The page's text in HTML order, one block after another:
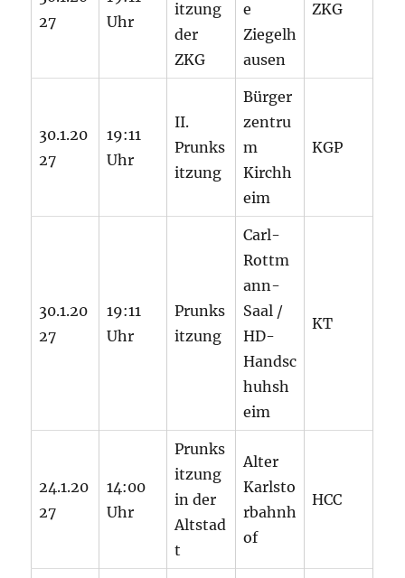
27
Uhr
itzung
der
ZKG
e
Ziegelh
ausen
ZKG
30.1.20
27
19:11
Uhr
II.
Prunks
itzung
Bürger
zentru
m
Kirchh
eim
KGP
30.1.20
27
19:11
Uhr
Prunks
itzung
Carl-
Rottm
ann-
Saal /
HD-
Handsc
huhsh
eim
KT
24.1.20
27
14:00
Uhr
Prunks
itzung
in der
Altstad
t
Alter
Karlsto
rbahnh
of
HCC